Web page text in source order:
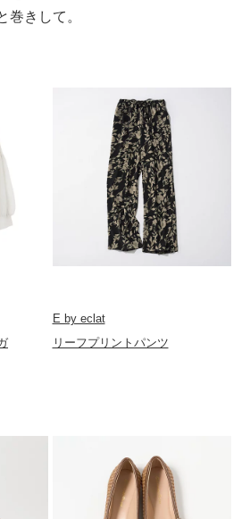
巻きして。
E by eclat
リーフプリントパンツ